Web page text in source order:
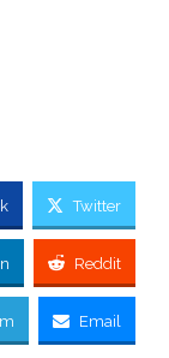
Twitter
Reddit
Email